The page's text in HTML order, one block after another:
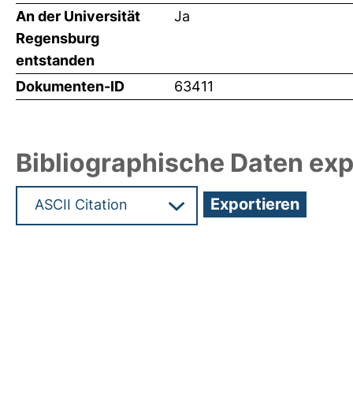
An der Universität
Regensburg
entstanden
Ja
Dokumenten-ID 63411
Bibliographische Daten